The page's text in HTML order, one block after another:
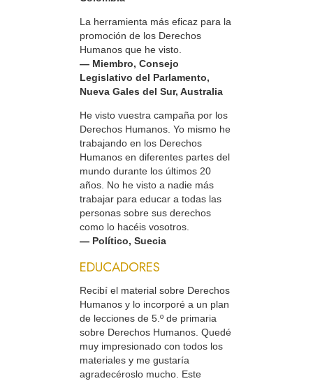
La herramienta más eficaz para la
promoción de los Derechos
Humanos que he visto.
— Miembro, Consejo
Legislativo del Parlamento,
Nueva Gales del Sur, Australia
He visto vuestra campaña por los
Derechos Humanos. Yo mismo he
trabajando en los Derechos
Humanos en diferentes partes del
mundo durante los últimos 20
años. No he visto a nadie más
trabajar para educar a todas las
personas sobre sus derechos
como lo hacéis vosotros.
— Político, Suecia
EDUCADORES
Recibí el material sobre Derechos
Humanos y lo incorporé a un plan
de lecciones de 5.º de primaria
sobre Derechos Humanos. Quedé
muy impresionado con todos los
materiales y me gustaría
agradecéroslo mucho. Este